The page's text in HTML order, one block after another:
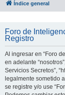
Índice general
Foro de
Registro
Al ingresar en “Foro
en adelante
Servicios Secretos”,
legalmente sometido
se registre y/o use